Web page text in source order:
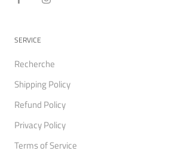
SERVICE
Recherche
Shipping Policy
Refund Policy
Privacy Policy
Terms of Service